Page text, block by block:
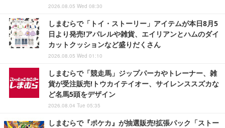
2026.08.05 Wed 08:30
しまむらで「トイ・ストーリー」アイテムが本日8月5
日より発売!アパレルや雑貨、エイリアンとハムのダイ
カットクッションなど盛りだくさん
2026.08.05 Wed 01:10
しまむらで「競走馬」ジップパーカやトレーナー、雑
貨が受注販売!トウカイテイオー、サイレンススズカな
ど名馬5頭をデザイン
2026.08.04 Tue 05:35
しまむらで『ポケカ』が抽選販売!拡張パック「ストー